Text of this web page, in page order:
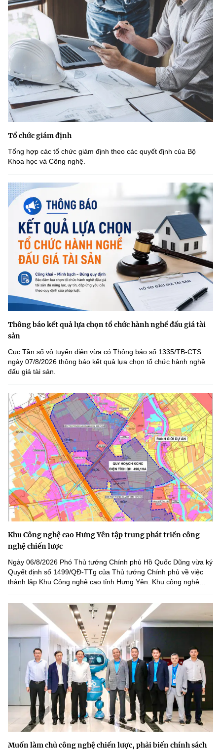
Tổ chức giám định
Tổng hợp các tổ chức giám định theo các quyết định của Bộ
Khoa học và Công nghệ.
Thông báo kết quả lựa chọn tổ chức hành nghề đấu giá tài
sản
Cục Tần số vô tuyến điện vừa có Thông báo số 1335/TB-CTS
ngày 07/8/2026 thông báo kết quả lựa chọn tổ chức hành nghề
đấu giá tài sản.
Khu Công nghệ cao Hưng Yên tập trung phát triển công
nghệ chiến lược
Ngày 06/8/2026 Phó Thủ tướng Chính phủ Hồ Quốc Dũng vừa ký
Quyết định số 1499/QĐ-TTg của Thủ tướng Chính phủ về việc
thành lập Khu Công nghệ cao tỉnh Hưng Yên. Khu công nghệ...
Muốn làm chủ công nghệ chiến lược, phải biến chính sách